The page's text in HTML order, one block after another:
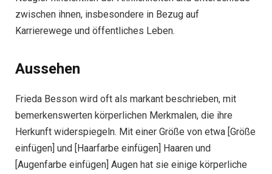
zwischen ihnen, insbesondere in Bezug auf
Karrierewege und öffentliches Leben.
Aussehen
Frieda Besson wird oft als markant beschrieben, mit
bemerkenswerten körperlichen Merkmalen, die ihre
Herkunft widerspiegeln. Mit einer Größe von etwa [Größe
einfügen] und [Haarfarbe einfügen] Haaren und
[Augenfarbe einfügen] Augen hat sie einige körperliche